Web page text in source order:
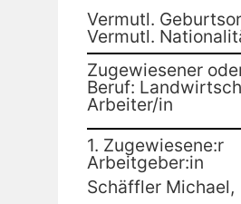
Vermutl.
Vermutl.
Zugewiesener
Beruf:
Arbeiter/in
1. Zugewiesene:r
Arbeitgeber:in
Schäffler Michael,